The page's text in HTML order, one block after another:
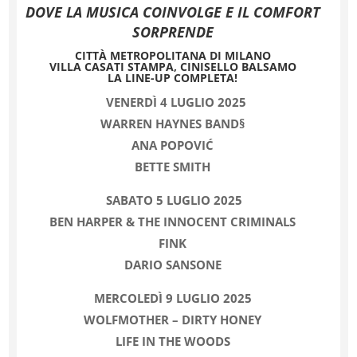
DOVE LA MUSICA COINVOLGE E IL COMFORT
SORPRENDE
CITTÀ METROPOLITANA DI MILANO
VILLA CASATI STAMPA, CINISELLO BALSAMO
LA LINE-UP COMPLETA!
VENERDÌ 4 LUGLIO 2025
WARREN HAYNES BAND§
ANA POPOVIĆ
BETTE SMITH
SABATO 5 LUGLIO 2025
BEN HARPER & THE INNOCENT CRIMINALS
FINK
DARIO SANSONE
MERCOLEDÌ 9 LUGLIO 2025
WOLFMOTHER – DIRTY HONEY
LIFE IN THE WOODS